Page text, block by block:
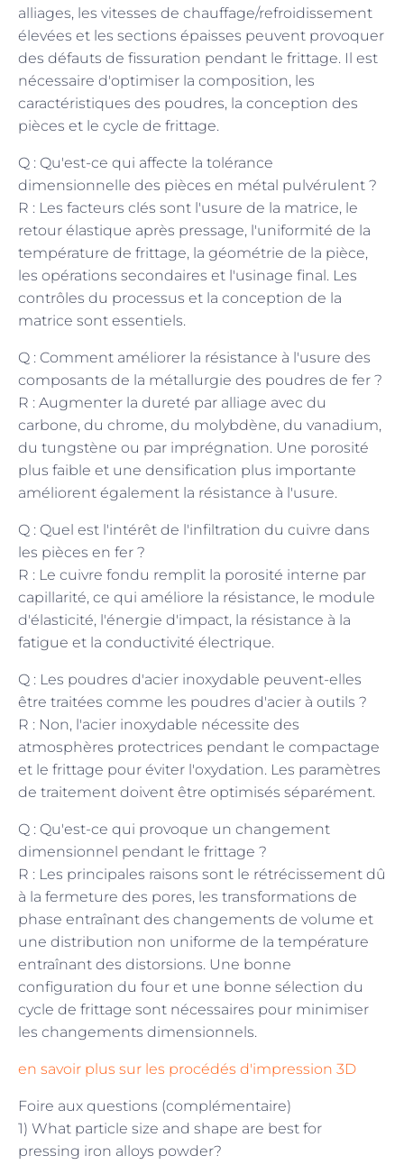
alliages, les vitesses de chauffage/refroidissement
élevées et les sections épaisses peuvent provoquer
des défauts de fissuration pendant le frittage. Il est
nécessaire d'optimiser la composition, les
caractéristiques des poudres, la conception des
pièces et le cycle de frittage.
Q : Qu'est-ce qui affecte la tolérance
dimensionnelle des pièces en métal pulvérulent ?
R : Les facteurs clés sont l'usure de la matrice, le
retour élastique après pressage, l'uniformité de la
température de frittage, la géométrie de la pièce,
les opérations secondaires et l'usinage final. Les
contrôles du processus et la conception de la
matrice sont essentiels.
Q : Comment améliorer la résistance à l'usure des
composants de la métallurgie des poudres de fer ?
R : Augmenter la dureté par alliage avec du
carbone, du chrome, du molybdène, du vanadium,
du tungstène ou par imprégnation. Une porosité
plus faible et une densification plus importante
améliorent également la résistance à l'usure.
Q : Quel est l'intérêt de l'infiltration du cuivre dans
les pièces en fer ?
R : Le cuivre fondu remplit la porosité interne par
capillarité, ce qui améliore la résistance, le module
d'élasticité, l'énergie d'impact, la résistance à la
fatigue et la conductivité électrique.
Q : Les poudres d'acier inoxydable peuvent-elles
être traitées comme les poudres d'acier à outils ?
R : Non, l'acier inoxydable nécessite des
atmosphères protectrices pendant le compactage
et le frittage pour éviter l'oxydation. Les paramètres
de traitement doivent être optimisés séparément.
Q : Qu'est-ce qui provoque un changement
dimensionnel pendant le frittage ?
R : Les principales raisons sont le rétrécissement dû
à la fermeture des pores, les transformations de
phase entraînant des changements de volume et
une distribution non uniforme de la température
entraînant des distorsions. Une bonne
configuration du four et une bonne sélection du
cycle de frittage sont nécessaires pour minimiser
les changements dimensionnels.
en savoir plus sur les procédés d'impression 3D
Foire aux questions (complémentaire)
1) What particle size and shape are best for
pressing iron alloys powder?